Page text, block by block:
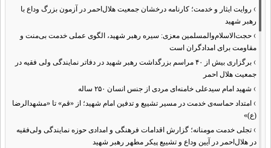
› روایت ایثار و خدمت؛ کارنامه درخشان جمعیت هلال‌احمر در آزمون بزرگ وداع با
رهبر شهید
› حجت‌الاسلام‌والمسلمین معزی: سیره رهبر شهید، الگوی عملی خدمت بی‌منت و
مقاومت برای امدادگران است
›
برگزاری بیش از ۴۰ مراسم بزرگداشت رهبر شهید در دفاتر نمایندگی ولی فقیه در
جمعیت هلال احمر
› شهید امام سیدعلی خامنه‌ای مردی از جنس انسان ۲۵۰ ساله
› امتداد حماسه‌ی خدمت در مسیر تشییع و تدفین امام شهید؛ از «قم» تا «مشهدالرضا
(ع)»
› تجلی خدمت مومنانه؛ گزارش اقدامات فرهنگی و امدادی حوزه نمایندگی ولی‌فقیه
در هلال‌احمر در آیین وداع و تشییع پیکر مطهر رهبر شهید